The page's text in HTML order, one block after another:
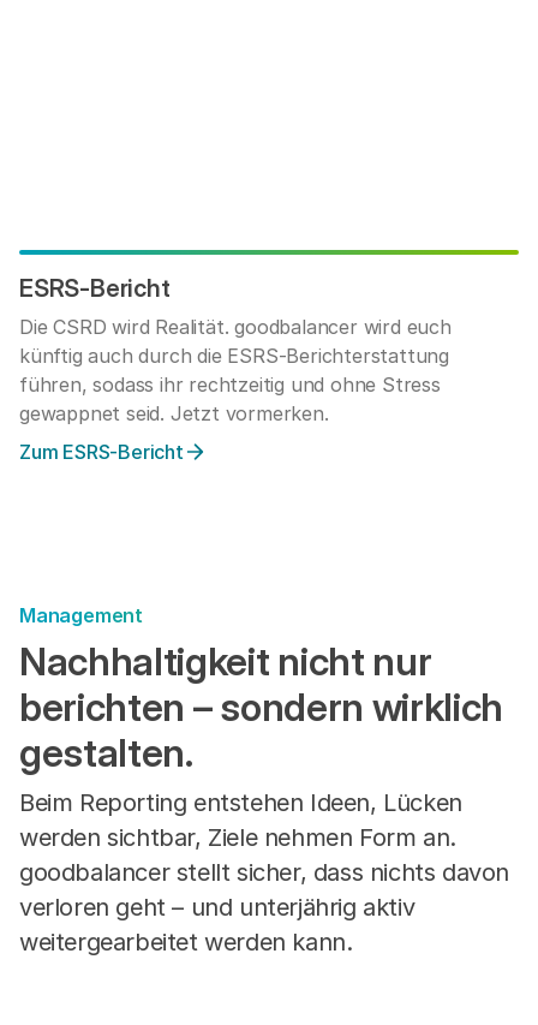
ESRS-Bericht
Die CSRD wird Realität. goodbalancer wird euch
künftig auch durch die ESRS-Berichterstattung
führen, sodass ihr rechtzeitig und ohne Stress
gewappnet seid. Jetzt vormerken.
Zum ESRS-Bericht
Management
Nachhaltigkeit nicht nur
berichten – sondern wirklich
gestalten.
Beim Reporting entstehen Ideen, Lücken
werden sichtbar, Ziele nehmen Form an.
goodbalancer stellt sicher, dass nichts davon
verloren geht – und unterjährig aktiv
weitergearbeitet werden kann.